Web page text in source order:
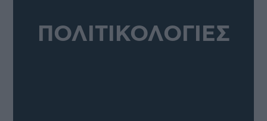
ΠΟΛΙΤΙΚΟΛΟΓΙΕΣ